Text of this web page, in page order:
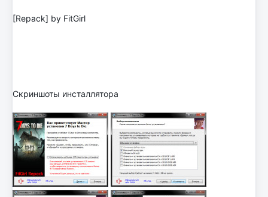
[Repack] by FitGirl
Скриншоты инсталлятора